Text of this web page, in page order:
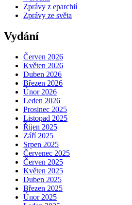
Zprávy z eparchií
Zprávy ze světa
Vydání
Červen 2026
Květen 2026
Duben 2026
Březen 2026
Únor 2026
Leden 2026
Prosinec 2025
Listopad 2025
Říjen 2025
Září 2025
Srpen 2025
Červenec 2025
Červen 2025
Květen 2025
Duben 2025
Březen 2025
Únor 2025